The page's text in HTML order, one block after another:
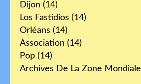
Dijon (14)
Los Fastidios (14)
Orléans (14)
Association (14)
Pop (14)
Archives De La Zone Mondiale